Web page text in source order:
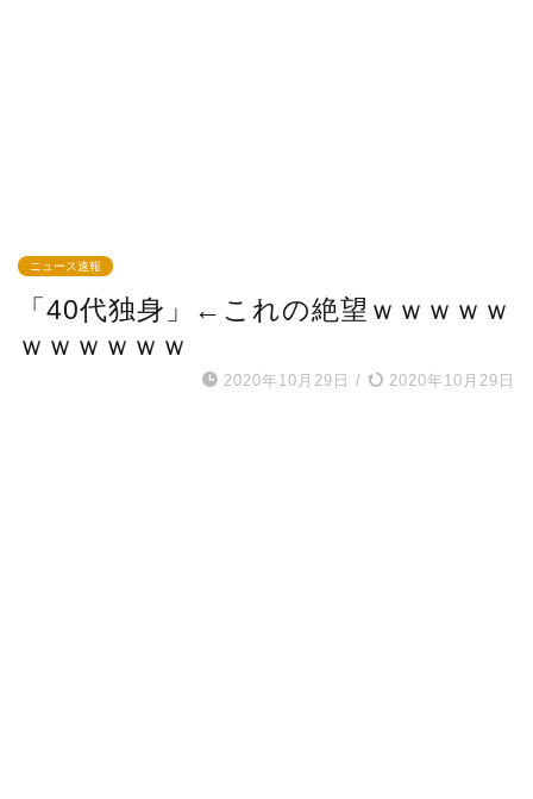
ニュース速報
「40代独身」←これの絶望ｗｗｗｗｗ
ｗｗｗｗｗｗ
2020年10月29日 / 2020年10月29日